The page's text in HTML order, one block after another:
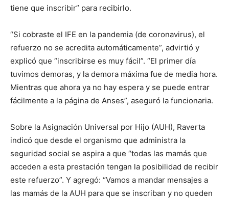
tiene que inscribir” para recibirlo.
“Si cobraste el IFE en la pandemia (de coronavirus), el
refuerzo no se acredita automáticamente”, advirtió y
explicó que “inscribirse es muy fácil”. “El primer día
tuvimos demoras, y la demora máxima fue de media hora.
Mientras que ahora ya no hay espera y se puede entrar
fácilmente a la página de Anses”, aseguró la funcionaria.
Sobre la Asignación Universal por Hijo (AUH), Raverta
indicó que desde el organismo que administra la
seguridad social se aspira a que “todas las mamás que
acceden a esta prestación tengan la posibilidad de recibir
este refuerzo”. Y agregó: “Vamos a mandar mensajes a
las mamás de la AUH para que se inscriban y no queden